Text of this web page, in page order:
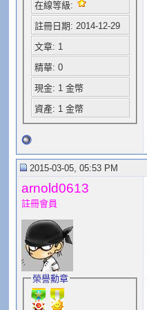
在線等級:
註冊日期: 2014-12-29
文章: 1
精華: 0
現金: 1 金幣
資產: 1 金幣
2015-03-05, 05:53 PM
arnold0613
註冊會員
榮譽勳章